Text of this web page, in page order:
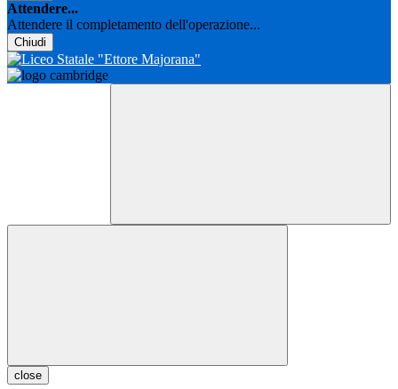
Attendere...
Attendere il completamento dell'operazione...
Chiudi
close